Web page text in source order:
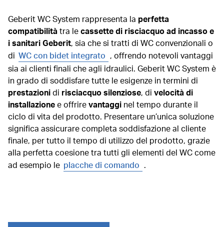
Geberit WC System rappresenta la perfetta
compatibilità tra lecassette di risciacquo ad incasso e
i sanitariGeberit, sia che si tratti di WC convenzionali o
di WC con bidet integrato , offrendo notevoli vantaggi
sia ai clienti finali che agli idraulici. Geberit WC System è
in grado di soddisfare tutte le esigenze in termini di
prestazionidi risciacquo silenziose, di velocità di
installazionee offrirevantaggi nel tempo durante il
ciclo di vita del prodotto. Presentare un’unica soluzione
significa assicurare completa soddisfazione al cliente
finale, per tutto il tempo di utilizzo del prodotto, grazie
alla perfetta coesione tra tutti gli elementi del WC come
ad esempio le placche di comando .